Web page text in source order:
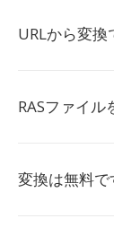
URLから変換
RASファイル
変換は無料で